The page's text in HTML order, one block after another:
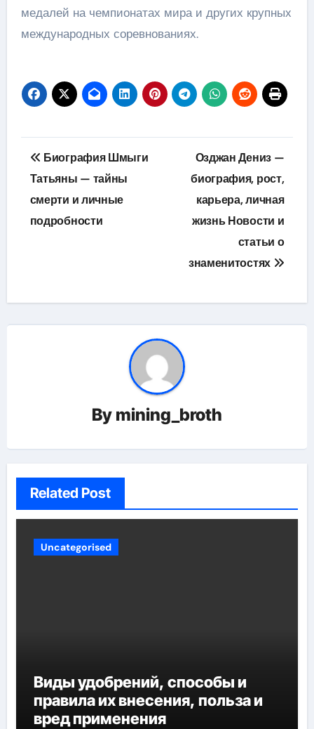
медалей на чемпионатах мира и других крупных
международных соревнованиях.
Навигация
по
записям
Биография Шмыги
Татьяны — тайны
смерти и личные
подробности
Озджан Дениз —
биография, рост,
карьера, личная
жизнь Новости и
статьи о
знаменитостях
By mining_broth
Related Post
Uncategorised
Виды удобрений, способы и
правила их внесения, польза и
вред применения